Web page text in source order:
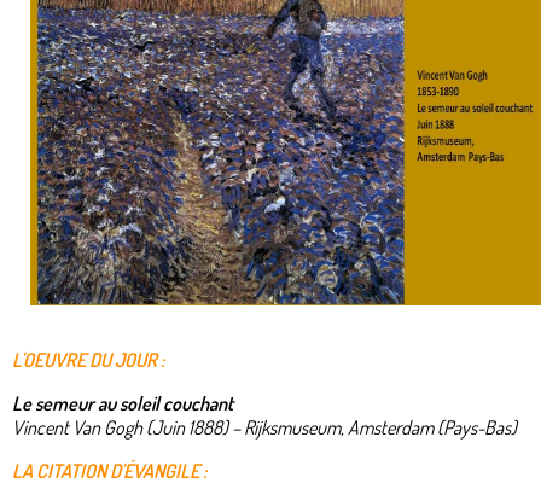
L'OEUVRE DU JOUR :
Le semeur au soleil couchant
Vincent Van Gogh (Juin 1888) – Rijksmuseum, Amsterdam (Pays-Bas)
LA CITATION D'ÉVANGILE :